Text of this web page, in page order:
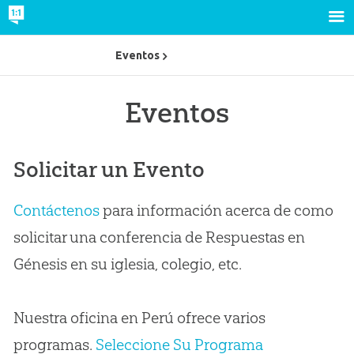
Eventos
Solicitar un Evento
Contáctenospara información acerca de como
solicitar una conferencia de Respuestas en
Génesis en su iglesia, colegio, etc.
Nuestra oficina en Perú ofrece varios
programas. Seleccione Su Programa
Eventos